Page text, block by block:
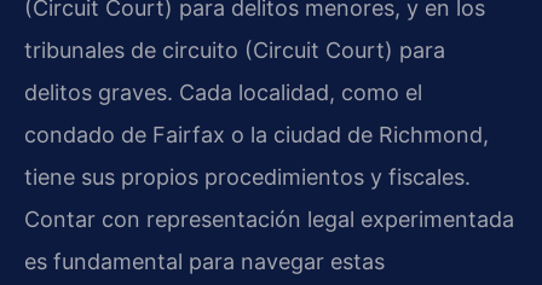
(Circuit Court) para delitos menores, y en los
tribunales de circuito (Circuit Court) para
delitos graves. Cada localidad, como el
condado de Fairfax o la ciudad de Richmond,
tiene sus propios procedimientos y fiscales.
Contar con representación legal experimentada
es fundamental para navegar estas